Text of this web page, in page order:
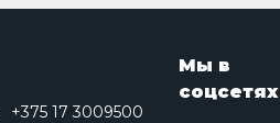
+375 17 3009500
Мы в
соцсетях